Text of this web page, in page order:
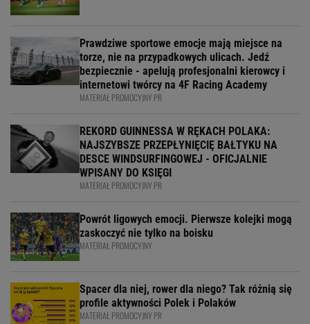
Prawdziwe sportowe emocje mają miejsce na
torze, nie na przypadkowych ulicach. Jedź
bezpiecznie - apelują profesjonalni kierowcy i
internetowi twórcy na 4F Racing Academy
MATERIAŁ PROMOCYJNY PR
REKORD GUINNESSA W RĘKACH POLAKA:
NAJSZYBSZE PRZEPŁYNIĘCIĘ BAŁTYKU NA
DESCE WINDSURFINGOWEJ - OFICJALNIE
WPISANY DO KSIĘGI
MATERIAŁ PROMOCYJNY PR
Powrót ligowych emocji. Pierwsze kolejki mogą
zaskoczyć nie tylko na boisku
MATERIAŁ PROMOCYJNY
Spacer dla niej, rower dla niego? Tak różnią się
profile aktywności Polek i Polaków
MATERIAŁ PROMOCYJNY PR